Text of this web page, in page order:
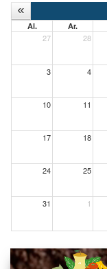
Al. Ar.
27 28
3 4
10 11
17 18
24 25
31 1